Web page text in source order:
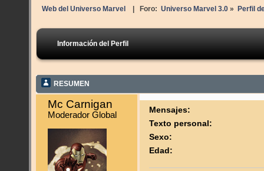
Web del Universo Marvel | Foro: Universo Marvel 3.0» Perfil
Información del Perfil
RESUMEN
Mc Carnigan
Moderador Global
Mensajes:
Texto personal:
Sexo:
Edad: